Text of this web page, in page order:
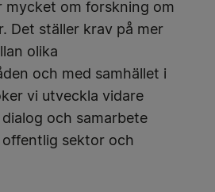
mycket om forskning om
Det ställer krav på mer
olika
och med samhället i
vi utveckla vidare
och samarbete
offentlig sektor och